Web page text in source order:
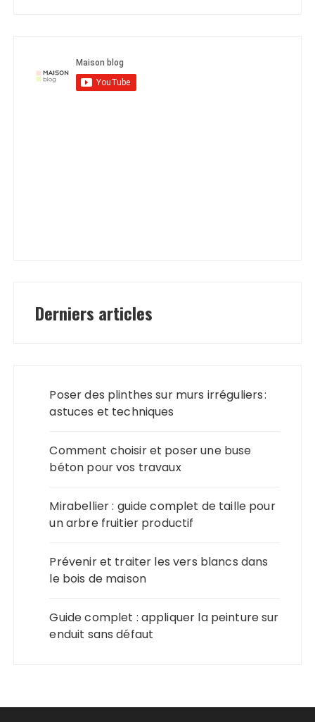
Derniers articles
Poser des plinthes sur murs irréguliers :
astuces et techniques
Comment choisir et poser une buse
béton pour vos travaux
Mirabellier : guide complet de taille pour
un arbre fruitier productif
Prévenir et traiter les vers blancs dans
le bois de maison
Guide complet : appliquer la peinture sur
enduit sans défaut